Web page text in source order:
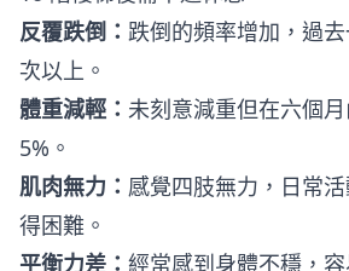
反覆跌倒： 跌倒的頻率增加，過
次以上。
體重減輕： 未刻意減重但在六個
5%。
肌肉無力： 感覺四肢無力，日常
得困難。
平衡力差： 經常感到身體不穩，容